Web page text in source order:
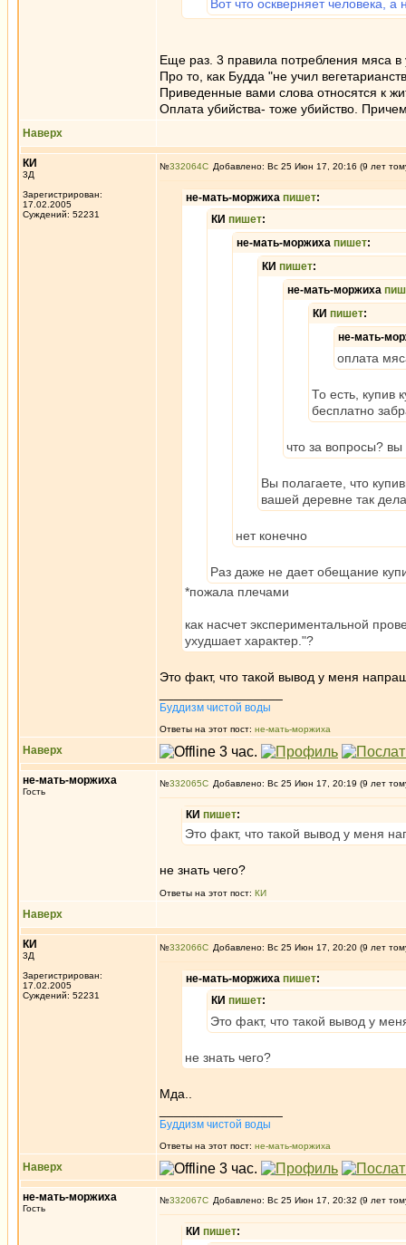
Вот что оскверняет человека,
Еще раз. 3 правила потребления мяса
Про то, как Будда "не учил
Приведенные вами слова относятся к
Оплата убийства- тоже убийство.
Наверх
КИ
3Д
Зарегистрирован:
17.02.2005
Суждений: 52231
№332064 Добавлено: Вс 25 Июн 17, 20:16 (9 лет
не-мать-моржиха пишет:
КИ пишет:
не-мать-моржиха пишет:
КИ пишет:
не-мать-моржиха
КИ пишет:
не-мать-
оплата
То есть, купив
бесплатно
что за вопросы? вы
Вы полагаете, что
вашей деревне так
нет конечно
Раз даже не дает обещание
*пожала плечами
как насчет экспериментальной
ухудшает характер."?
Это факт, что такой вывод у меня
Буддизм чистой воды
Ответы на этот пост: не-мать-моржиха
Наверх
не-мать-моржиха
Гость
№332065 Добавлено: Вс 25 Июн 17, 20:19 (9 лет
КИ пишет:
Это факт, что такой вывод у меня
не знать чего?
Ответы на этот пост: КИ
Наверх
КИ
3Д
Зарегистрирован:
17.02.2005
Суждений: 52231
№332066 Добавлено: Вс 25 Июн 17, 20:20 (9 лет
не-мать-моржиха пишет:
КИ пишет:
Это факт, что такой вывод у
не знать чего?
Мда..
Буддизм чистой воды
Ответы на этот пост: не-мать-моржиха
Наверх
не-мать-моржиха
Гость
№332067 Добавлено: Вс 25 Июн 17, 20:32 (9 лет
КИ пишет: